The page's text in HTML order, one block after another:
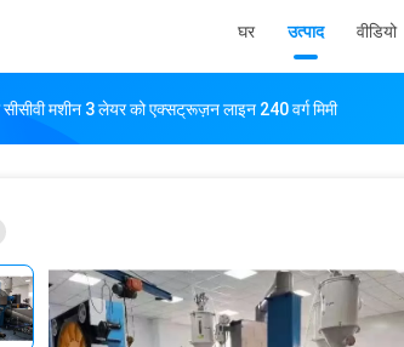
घर उत्पाद वीडियो
मशीन 3 लेयर को एक्सट्रूज़न लाइन 240 वर्ग मिमी